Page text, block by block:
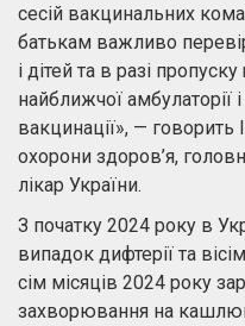
сесій вакцинальних
батькам важливо
і дітей та в разі
найближчої амбулаторії
вакцинації», — говорить
охорони здоров’я,
лікар України.
З початку 2024 року в
випадок дифтерії та
сім місяців 2024 року
захворювання на